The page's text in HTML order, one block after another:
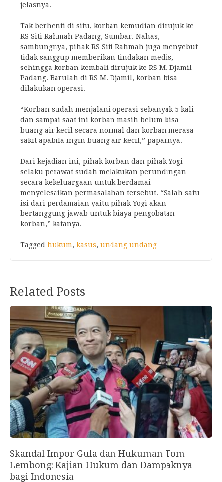
jelasnya.
Tak berhenti di situ, korban kemudian dirujuk ke
RS Siti Rahmah Padang, Sumbar. Nahas,
sambungnya, pihak RS Siti Rahmah juga menyebut
tidak sanggup memberikan tindakan medis,
sehingga korban kembali dirujuk ke RS M. Djamil
Padang. Barulah di RS M. Djamil, korban bisa
dilakukan operasi.
“Korban sudah menjalani operasi sebanyak 5 kali
dan sampai saat ini korban masih belum bisa
buang air kecil secara normal dan korban merasa
sakit apabila ingin buang air kecil,” paparnya.
Dari kejadian ini, pihak korban dan pihak Yogi
selaku perawat sudah melakukan perundingan
secara kekeluargaan untuk berdamai
menyelesaikan permasalahan tersebut. “Salah satu
isi dari perdamaian yaitu pihak Yogi akan
bertanggung jawab untuk biaya pengobatan
korban,” katanya.
Tagged hukum, kasus, undang undang
Related Posts
Skandal Impor Gula dan Hukuman Tom
Lembong: Kajian Hukum dan Dampaknya
bagi Indonesia